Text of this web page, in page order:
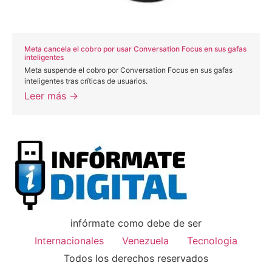
Meta cancela el cobro por usar Conversation Focus en sus gafas
inteligentes
Meta suspende el cobro por Conversation Focus en sus gafas
inteligentes tras críticas de usuarios.
Leer más →
infórmate como debe de ser
Internacionales
Venezuela
Tecnologia
Todos los derechos reservados